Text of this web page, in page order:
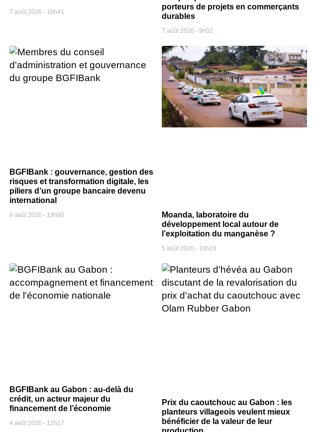
7 août 2026 10h41
porteurs de projets en commerçants
durables
7 août 2026 9h02
BGFIBank : gouvernance, gestion des
risques et transformation digitale, les
piliers d’un groupe bancaire devenu
international
6 août 2026 19h00
Moanda, laboratoire du
développement local autour de
l’exploitation du manganèse ?
5 août 2026 10h24
BGFIBank au Gabon : au-delà du
crédit, un acteur majeur du
financement de l’économie
4 août 2026 12h17
Prix du caoutchouc au Gabon : les
planteurs villageois veulent mieux
bénéficier de la valeur de leur